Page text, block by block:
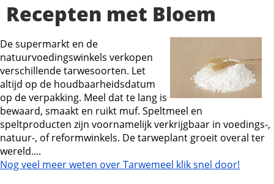
Recepten met Bloem
De supermarkt en de
natuurvoedingswinkels verkopen
verschillende tarwesoorten. Let
altijd op de houdbaarheidsdatum
op de verpakking. Meel dat te lang is
bewaard, smaakt en ruikt muf. Speltmeel en
speltproducten zijn voornamelijk verkrijgbaar in voedings-,
natuur-, of reformwinkels. De tarweplant groeit overal ter
wereld....
Nog veel meer weten over Tarwemeel klik snel door!